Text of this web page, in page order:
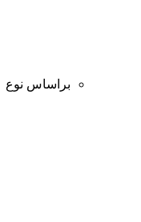
براساس نوع